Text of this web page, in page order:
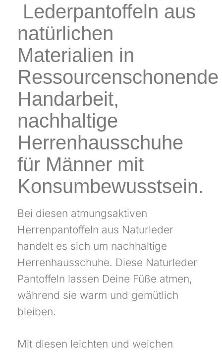
Lederpantoffeln aus
natürlichen
Materialien in
Ressourcenschonende
Handarbeit,
nachhaltige
Herrenhausschuhe
für Männer mit
Konsumbewusstsein.
Bei diesen atmungsaktiven
Herrenpantoffeln aus Naturleder
handelt es sich um nachhaltige
Herrenhausschuhe. Diese Naturleder
Pantoffeln lassen Deine Füße atmen,
während sie warm und gemütlich
bleiben.
Mit diesen leichten und weichen